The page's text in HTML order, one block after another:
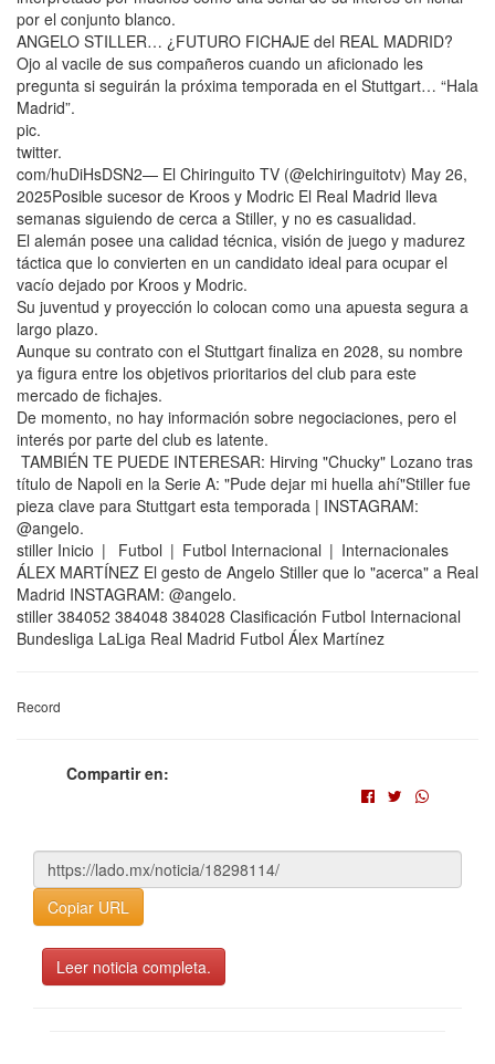
por el conjunto blanco.
ANGELO STILLER… ¿FUTURO FICHAJE del REAL MADRID?
Ojo al vacile de sus compañeros cuando un aficionado les
pregunta si seguirán la próxima temporada en el Stuttgart… “Hala
Madrid”.
pic.
twitter.
com/huDiHsDSN2— El Chiringuito TV (@elchiringuitotv) May 26,
2025Posible sucesor de Kroos y Modric El Real Madrid lleva
semanas siguiendo de cerca a Stiller, y no es casualidad.
El alemán posee una calidad técnica, visión de juego y madurez
táctica que lo convierten en un candidato ideal para ocupar el
vacío dejado por Kroos y Modric.
Su juventud y proyección lo colocan como una apuesta segura a
largo plazo.
Aunque su contrato con el Stuttgart finaliza en 2028, su nombre
ya figura entre los objetivos prioritarios del club para este
mercado de fichajes.
De momento, no hay información sobre negociaciones, pero el
interés por parte del club es latente.
TAMBIÉN TE PUEDE INTERESAR: Hirving "Chucky" Lozano tras
título de Napoli en la Serie A: "Pude dejar mi huella ahí"Stiller fue
pieza clave para Stuttgart esta temporada | INSTAGRAM:
@angelo.
stiller Inicio | Futbol | Futbol Internacional | Internacionales
ÁLEX MARTÍNEZ El gesto de Angelo Stiller que lo "acerca" a Real
Madrid INSTAGRAM: @angelo.
stiller 384052 384048 384028 Clasificación Futbol Internacional
Bundesliga LaLiga Real Madrid Futbol Álex Martínez
Record
Compartir en:
Copiar URL
Leer noticia completa.